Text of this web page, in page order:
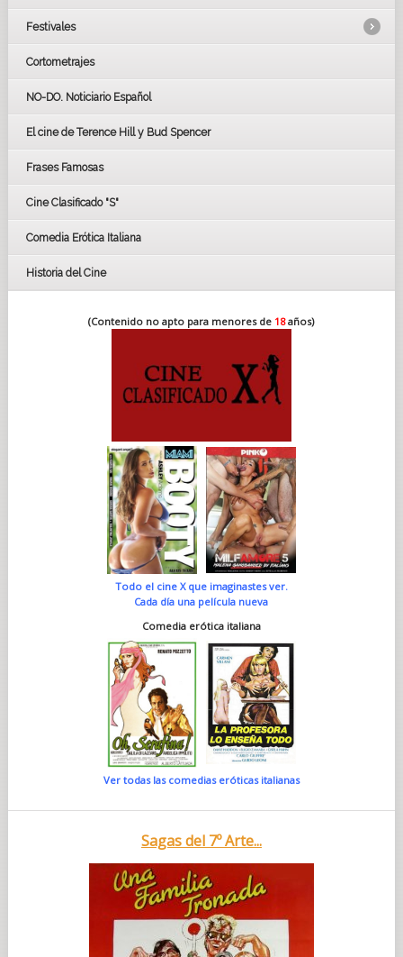
entretenimiento familiar con una historia emotiva y un
mensaje positivo sobre la discapacidad, esperamos que su
Festivales
LOS OSCARS
GOYAS
BAFTA
Cortometrajes
NO-DO. Noticiario Español
El cine de Terence Hill y Bud Spencer
Frases Famosas
Cine Clasificado "S"
Comedia Erótica Italiana
Historia del Cine
(Contenido no apto para menores de 18años)
Todo el cine X que imaginastes ver.
Cada día una película nueva
Comedia erótica italiana
Ver todas las comedias eróticas italianas
Sagas del 7º Arte...